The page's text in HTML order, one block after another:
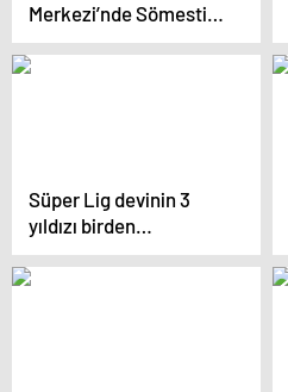
Merkezi’nde Sömestir
Yoğunluğu
Süper Lig devinin 3
yıldızı birden
sakatlandı